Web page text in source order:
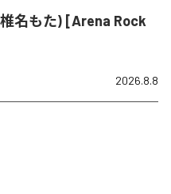
名もた) [Arena Rock
2026.8.8